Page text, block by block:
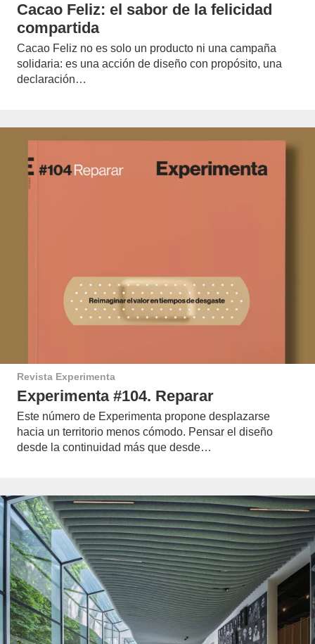
Cacao Feliz: el sabor de la felicidad
compartida
Cacao Feliz no es solo un producto ni una campaña
solidaria: es una acción de diseño con propósito, una
declaración…
Revista Experimenta
Experimenta #104. Reparar
Este número de Experimenta propone desplazarse
hacia un territorio menos cómodo. Pensar el diseño
desde la continuidad más que desde…